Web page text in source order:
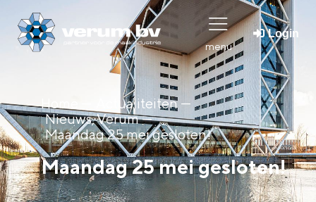
menu
Login
Home ---
Actualiteiten ---
Nieuws,Verum---
Maandag 25 mei gesloten!
Maandag 25 mei gesloten!